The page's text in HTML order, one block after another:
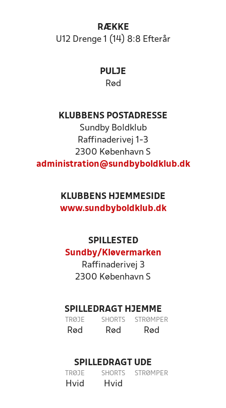
RÆKKE
U12 Drenge 1 (14) 8:8 Efterår
PULJE
Rød
KLUBBENS POSTADRESSE
Sundby Boldklub
Raffinaderivej 1-3
2300 København S
administration@sundbyboldklub.dk
KLUBBENS HJEMMESIDE
www.sundbyboldklub.dk
SPILLESTED
Sundby/Kløvermarken
Raffinaderivej 3
2300 København S
SPILLEDRAGT HJEMME
TRØJE
Rød
SHORTS
Rød
STRØMPER
Rød
SPILLEDRAGT UDE
TRØJE
Hvid
SHORTS
Hvid
STRØMPER